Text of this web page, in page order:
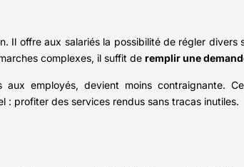
Il offre aux salariés la possibilité de régler
complexes, il suffit de remplir une
employés, devient moins contraignante.
: profiter des services rendus sans tracas inutiles.